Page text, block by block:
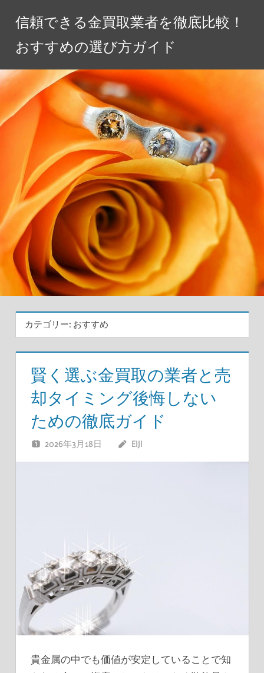
ツ
へ
ス
キ
信頼できる金買取業者を徹底比較！
おすすめの選び方ガイド
カテゴリー: おすすめ
賢く選ぶ金買取の業者と売
却タイミング後悔しない
ための徹底ガイド
2026年3月18日 EIJI
貴金属の中でも価値が安定していることで知